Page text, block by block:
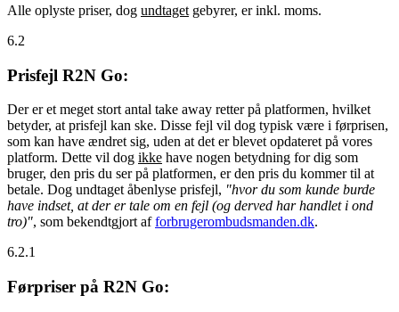
Alle oplyste priser, dog undtaget gebyrer, er inkl. moms.
6.2
Prisfejl R2N Go:
Der er et meget stort antal take away retter på platformen, hvilket
betyder, at prisfejl kan ske. Disse fejl vil dog typisk være i førprisen,
som kan have ændret sig, uden at det er blevet opdateret på vores
platform. Dette vil dog ikke have nogen betydning for dig som
bruger, den pris du ser på platformen, er den pris du kommer til at
betale. Dog undtaget åbenlyse prisfejl, "hvor du som kunde burde
have indset, at der er tale om en fejl (og derved har handlet i ond
tro)", som bekendtgjort afforbrugerombudsmanden.dk.
6.2.1
Førpriser på R2N Go: